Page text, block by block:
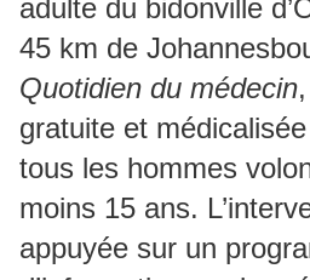
adulte du bidonville
45 km de
Quotidien du médecin
gratuite et
tous les hommes
moins 15 ans.
appuyée sur un